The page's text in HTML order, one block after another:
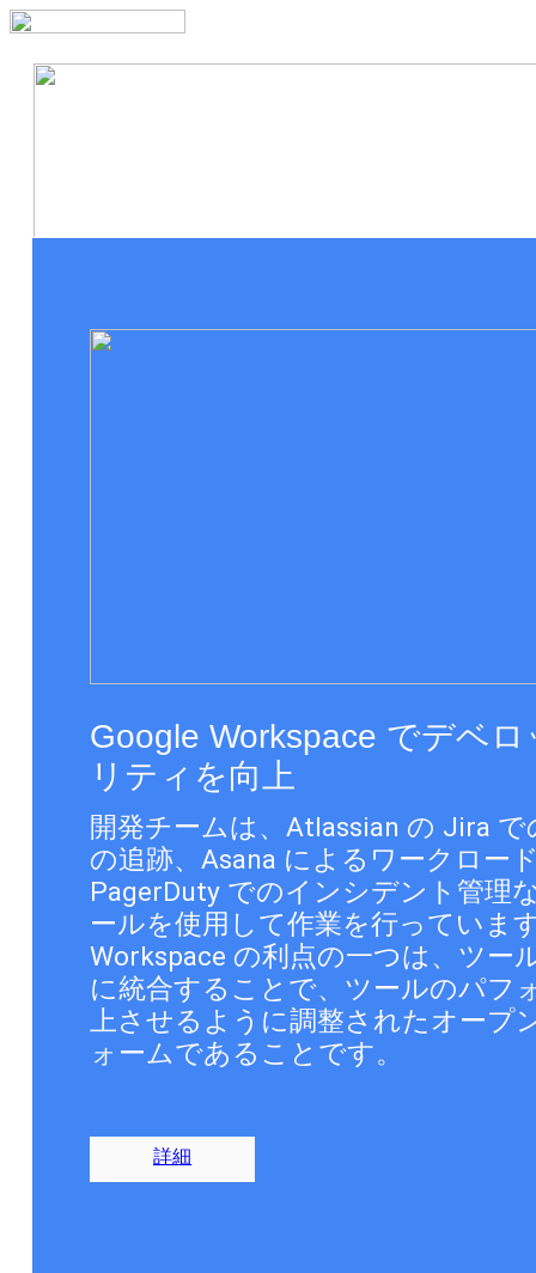
Google Workspace でデベ
リティを向上
開発チームは、Atlassian の Jira
の追跡、Asana によるワークロー
PagerDuty でのインシデント管理
ールを使用して作業を行っていま
Workspace の利点の一つは、ツー
に統合することで、ツールのパフ
上させるように調整されたオープ
ォームであることです。
詳細